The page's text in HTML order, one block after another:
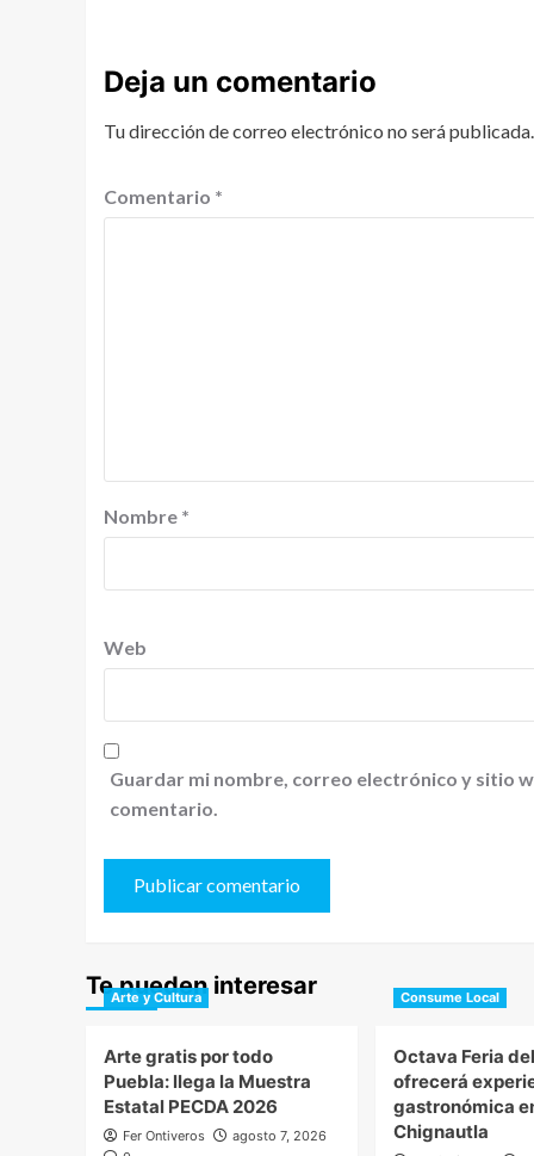
Deja un comentario
Tu dirección de correo electrónico no será publicada.
Comentario *
Nombre *
Web
Guardar mi nombre, correo electrónico y sitio
comentario.
Te pueden interesar
Arte y Cultura
Arte gratis por todo
Puebla: llega la Muestra
Estatal PECDA 2026
Fer Ontiveros
agosto 7, 2026
Consume Local
Octava Feria
ofrecerá
gastronómica
Chignautla